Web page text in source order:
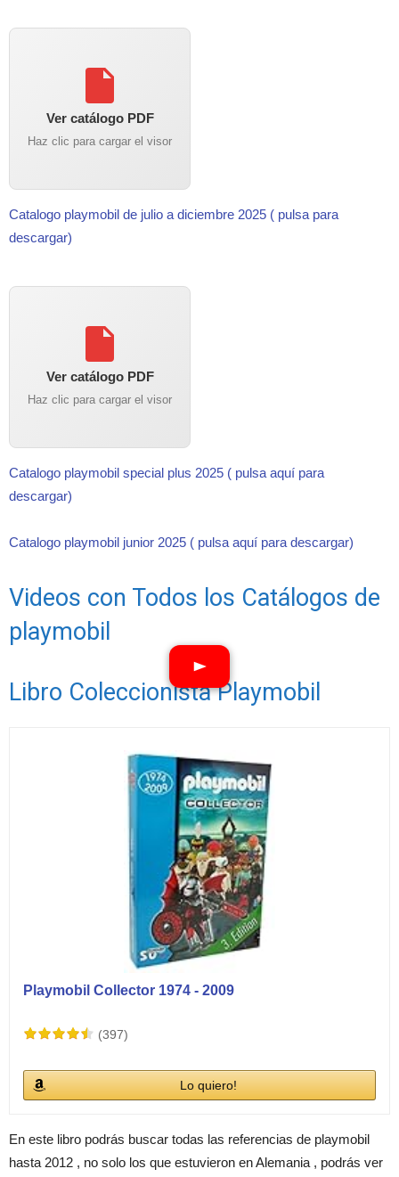
Ver catálogo PDF
Haz clic para cargar el visor
Catalogo playmobil de julio a diciembre 2025 ( pulsa para
descargar)
Ver catálogo PDF
Haz clic para cargar el visor
Catalogo playmobil special plus 2025 ( pulsa aquí para
descargar)
Catalogo playmobil junior 2025 ( pulsa aquí para descargar)
Videos con Todos los Catálogos de
playmobil
Libro Coleccionista Playmobil
Playmobil Collector 1974 - 2009
(397)
Lo quiero!
En este libro podrás buscar todas las referencias de playmobil
hasta 2012 , no solo los que estuvieron en Alemania , podrás ver